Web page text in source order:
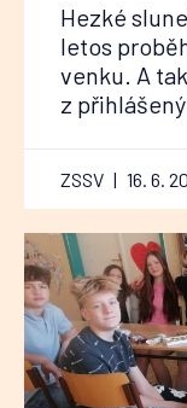
Hezké
letos
venku. A
z
ZSSV 16. 6.